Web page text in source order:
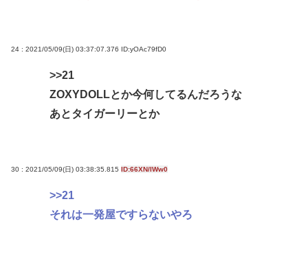
24 : 2021/05/09(日) 03:37:07.376 ID:yOAc79fD0
>>21
ZOXYDOLLとか今何してるんだろうな
あとタイガーリーとか
30 : 2021/05/09(日) 03:38:35.815 ID:66XN/IWw0
>>21
それは一発屋ですらないやろ